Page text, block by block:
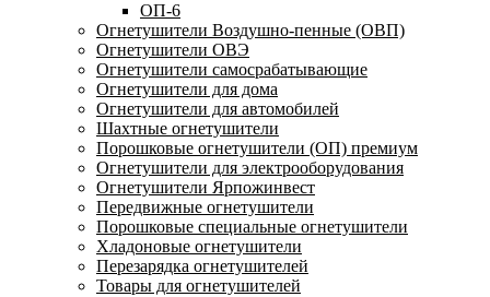
ОП-6
Огнетушители Воздушно-пенные (ОВП)
Огнетушители ОВЭ
Огнетушители самосрабатывающие
Огнетушители для дома
Огнетушители для автомобилей
Шахтные огнетушители
Порошковые огнетушители (ОП) премиум
Огнетушители для электрооборудования
Огнетушители Ярпожинвест
Передвижные огнетушители
Порошковые специальные огнетушители
Хладоновые огнетушители
Перезарядка огнетушителей
Товары для огнетушителей